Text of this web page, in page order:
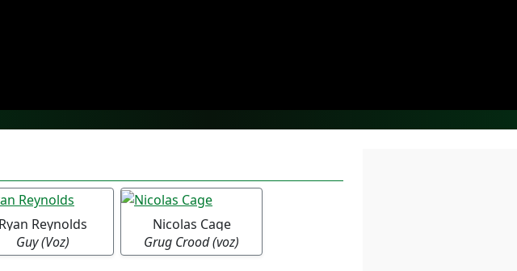
Ryan Reynolds
Guy (Voz)
Nicolas Cage
Grug Crood (voz)